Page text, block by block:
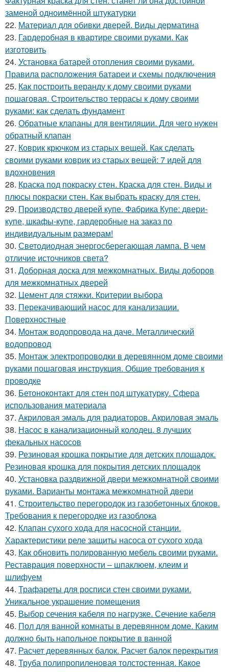
заменой одноимённой штукатурки
22. Материал для обивки дверей. Виды дерматина
23. Гардеробная в квартире своими руками. Как
изготовить
24. Установка батарей отопления своими руками.
Правила расположения батареи и схемы подключения
25. Как построить веранду к дому своими руками
пошаговая. Строительство террасы к дому своими
руками: как сделать фундамент
26. Обратные клапаны для вентиляции. Для чего нужен
обратный клапан
27. Коврик крючком из старых вещей. Как сделать
своими руками коврик из старых вещей: 7 идей для
вдохновения
28. Краска под покраску стен. Краска для стен. Виды и
плюсы покраски стен. Как выбрать краску для стен.
29. Производство дверей купе. Фабрика Купе: двери-
купе, шкафы-купе, гардеробные на заказ по
индивидуальным размерам!
30. Светодиодная энергосберегающая лампа. В чем
отличие источников света?
31. Доборная доска для межкомнатных. Виды доборов
для межкомнатных дверей
32. Цемент для стяжки. Критерии выбора
33. Перекачивающий насос для канализации.
Поверхностные
34. Монтаж водопровода на даче. Металлический
водопровод
35. Монтаж электропроводки в деревянном доме своими
руками пошаговая инструкция. Общие требования к
проводке
36. Бетоноконтакт для стен под штукатурку. Сфера
использования материала
37. Акриловая эмаль для радиаторов. Акриловая эмаль
38. Насос в канализационный колодец. 8 лучших
фекальных насосов
39. Резиновая крошка покрытие для детских площадок.
Резиновая крошка для покрытия детских площадок
40. Установка раздвижной двери межкомнатной своими
руками. Варианты монтажа межкомнатной двери
41. Строительство перегородок из газобетонных блоков.
Требования к перегородке из газоблока
42. Клапан сухого хода для насосной станции.
Характеристики реле защиты насоса от сухого хода
43. Как обновить полированную мебель своими руками.
Реставрация поверхности – шпаклюем, клеим и
шлифуем
44. Трафареты для росписи стен своими руками.
Уникальное украшение помещения
45. Выбор сечения кабеля по нагрузке. Сечение кабеля
46. Пол для ванной комнаты в деревянном доме. Каким
должно быть напольное покрытие в ванной
47. Расчет деревянных балок. Расчет балок перекрытия
48. Труба полипропиленовая толстостенная. Какое